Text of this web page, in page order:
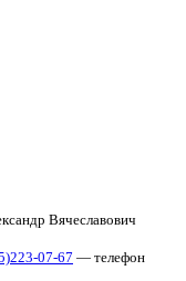
Вячеславович
07-67 — телефон